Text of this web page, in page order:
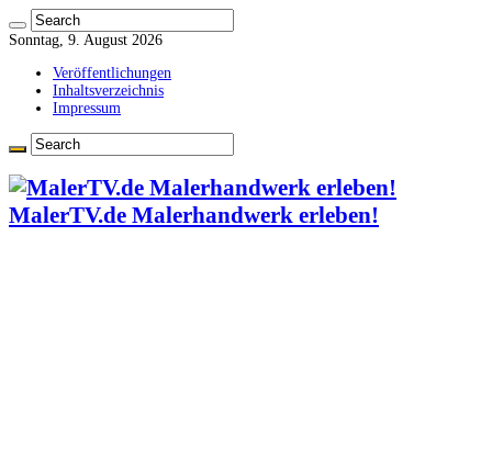
Sonntag, 9. August 2026
Veröffentlichungen
Inhaltsverzeichnis
Impressum
MalerTV.de Malerhandwerk erleben!